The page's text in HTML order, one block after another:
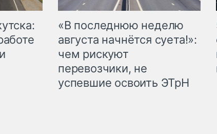
«В последнюю неделю
августа начнётся суета!»:
чем рискуют
перевозчики, не
успевшие освоить ЭТрН